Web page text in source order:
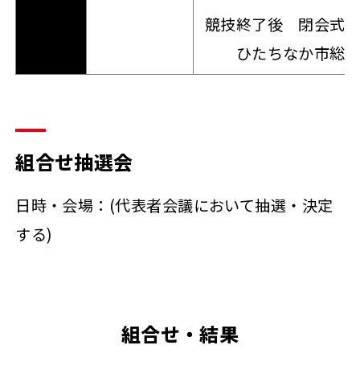
競技終了後 閉会式
ひたちなか市総合
組合せ抽選会
日時・会場：(代表者会議において抽選・決定
する)
組合せ・結果